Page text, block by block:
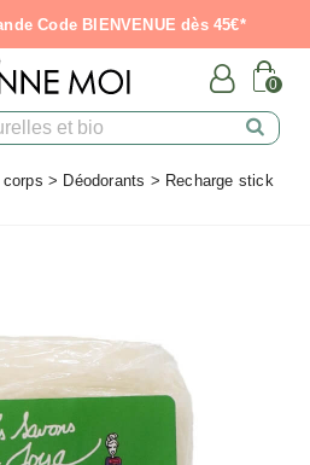
Code BIENVENUE dès 45€*
0
> Déodorants > Recharge stick